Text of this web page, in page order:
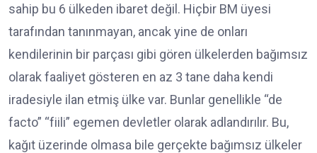
sahip bu 6 ülkeden ibaret değil. Hiçbir BM üyesi
tarafından tanınmayan, ancak yine de onları
kendilerinin bir parçası gibi gören ülkelerden bağımsız
olarak faaliyet gösteren en az 3 tane daha kendi
iradesiyle ilan etmiş ülke var. Bunlar genellikle “de
facto” “fiili” egemen devletler olarak adlandırılır. Bu,
kağıt üzerinde olmasa bile gerçekte bağımsız ülkeler